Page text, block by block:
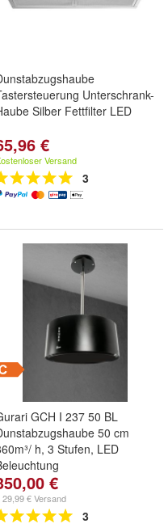
Unterschrank-
Silber Fettfilter LED
€
Versand
3
GCH I 237 50 BL
50 cm
h, 3 Stufen, LED
€
29,99 € Versand
3